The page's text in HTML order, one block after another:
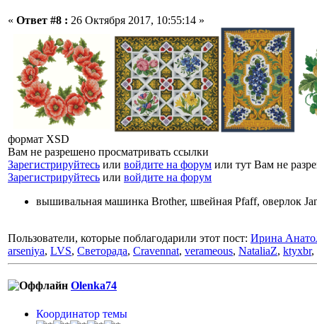
« Ответ #8 : 26 Октября 2017, 10:55:14 »
формат XSD
Вам не разрешено просматривать ссылки
Зарегистрируйтесь или войдите на форум или тут Вам не
Зарегистрируйтесь или войдите на форум
вышивальная машинка Brother, швейная Pfaff, оверлок
Пользователи, которые поблагодарили этот пост: Ирина
arseniya, LVS, Светорада, Cravennat, verameous, NataliaZ, ktyxbr,
Olenka74
Координатор темы